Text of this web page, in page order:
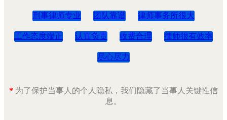
刑事律师专业 团队靠谱 律师事务所很大
工作态度端正 认真负责 收费合理 律师很有效率
尽心尽力
* 为了保护当事人的个人隐私，我们隐藏了当事人关键性信
息。